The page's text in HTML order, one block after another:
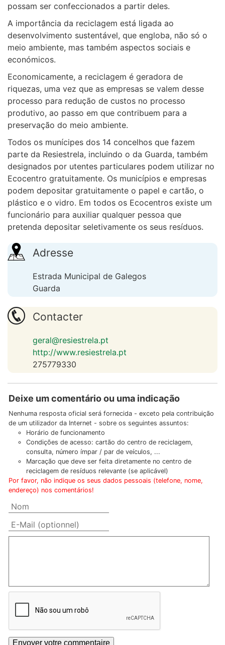
possam ser confeccionados a partir deles.
A importância da reciclagem está ligada ao
desenvolvimento sustentável, que engloba, não só o
meio ambiente, mas também aspectos sociais e
económicos.
Economicamente, a reciclagem é geradora de
riquezas, uma vez que as empresas se valem desse
processo para redução de custos no processo
produtivo, ao passo em que contribuem para a
preservação do meio ambiente.
Todos os munícipes dos 14 concelhos que fazem
parte da Resiestrela, incluindo o da Guarda, também
designados por utentes particulares podem utilizar no
Ecocentro gratuitamente. Os municípios e empresas
podem depositar gratuitamente o papel e cartão, o
plástico e o vidro. Em todos os Ecocentros existe um
funcionário para auxiliar qualquer pessoa que
pretenda depositar seletivamente os seus resíduos.
Adresse
Estrada Municipal de Galegos
Guarda
Contacter
geral@resiestrela.pt
http://www.resiestrela.pt
275779330
Deixe um comentário ou uma indicação
Nenhuma resposta oficial será fornecida - exceto pela contribuição
de um utilizador da Internet - sobre os seguintes assuntos:
Horário de funcionamento
Condições de acesso: cartão do centro de reciclagem,
consulta, número ímpar / par de veículos, ...
Marcação que deve ser feita diretamente no centro de
reciclagem de resíduos relevante (se aplicável)
Por favor, não indique os seus dados pessoais (telefone, nome,
endereço) nos comentários!